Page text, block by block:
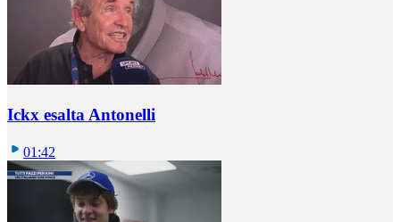
Ickx esalta Antonelli
01:42